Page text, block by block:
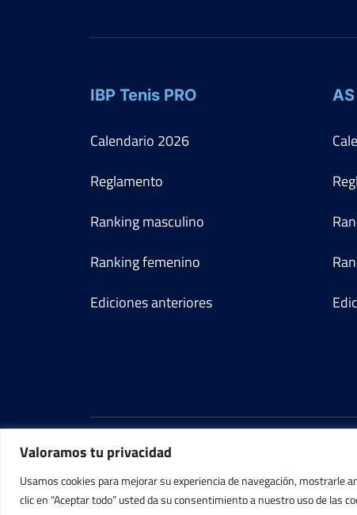
Valoramos tu privacidad
Usamos cookies para mejorar su experiencia de navegación, mostrarle
clic en “Aceptar todo” usted da su consentimiento a nuestro uso de las
IBP Tenis PRO
Calendario 2026
Reglamento
Ranking masculino
Ranking femenino
Ediciones anteriores